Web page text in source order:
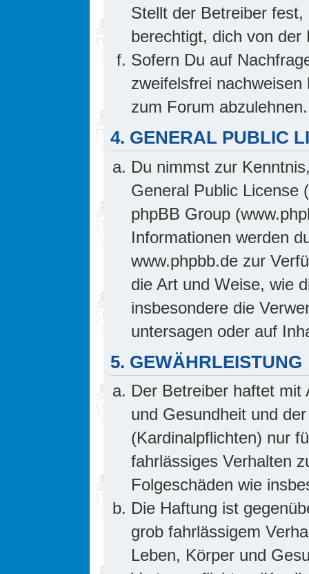
Stellt der Betreiber
berechtigt, dich von
Sofern Du auf
zweifelsfrei
zum Forum abzulehnen.
4. GENERAL PUBLIC
Du nimmst zur
General Public License
phpBB Group
Informationen werden
www.phpbb.de zur
die Art und Weise, wie
insbesondere die
untersagen oder auf
5. GEWÄHRLEISTUNG
Der Betreiber haftet mit
und Gesundheit und
(Kardinalpflichten) nur
fahrlässiges Verhalten
Folgeschäden wie
Die Haftung ist
grob fahrlässigem
Leben, Körper und